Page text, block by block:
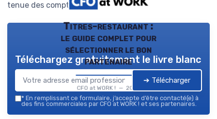
tenue des comptes.
Titres-restaurant :
le guide complet pour
sélectionner le bon
partenaire
CFO at WORK ! — 2026
Téléchargez gratuitement le livre blanc
➔ Télécharger
* En remplissant ce formulaire, j’accepte d’être contacté(e) à
des fins commerciales par CFO at WORK ! et ses partenaires.